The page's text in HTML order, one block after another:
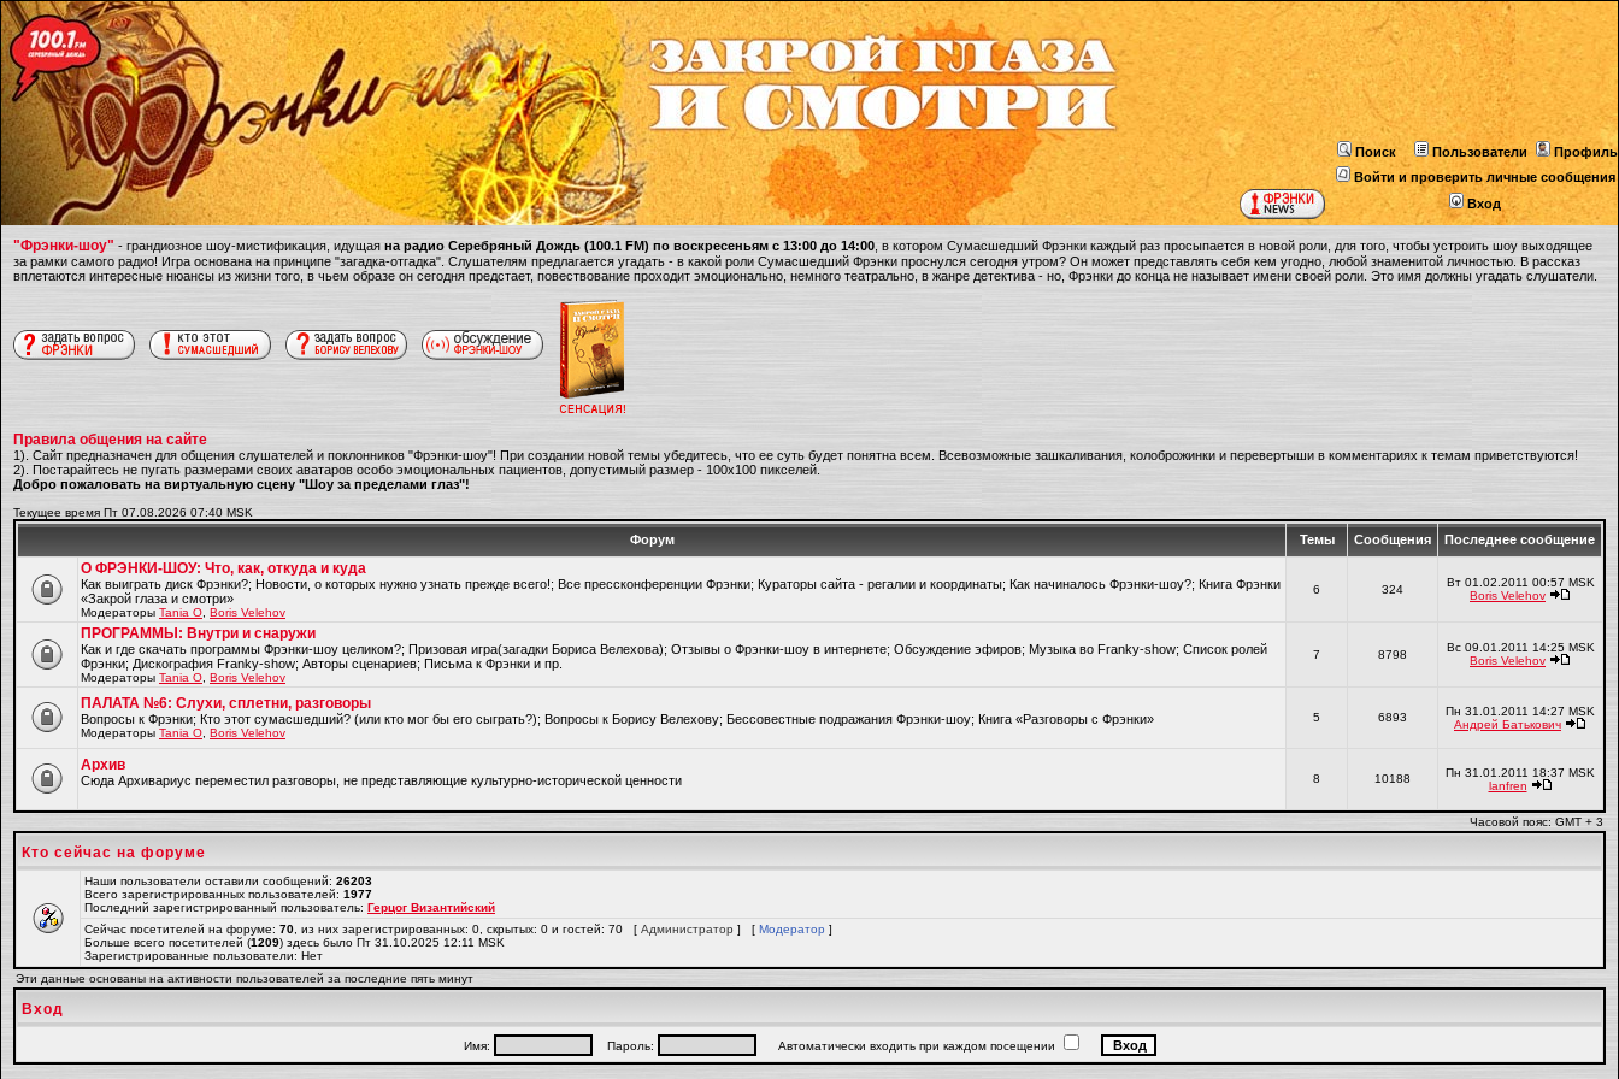
Поиск Пользователи
Профиль
Войти и проверить личные сообщения
Вход
"Фрэнки-шоу" - грандиозное шоу-мистификация, идущая на радио Серебряный Дождь (100.1 FM) по воскресеньям с 13:00 до 14:00 , в котором Сумасшедший Фрэнки каждый раз просыпается в новой роли, для того, чтобы устроить шоу выходящее
за рамки самого радио! Игра основана на принципе "загадка-отгадка". Слушателям предлагается угадать - в какой роли Сумасшедший Фрэнки проснулся сегодня утром? Он может представлять себя кем угодно, любой знаменитой личностью. В рассказ
вплетаются интересные нюансы из жизни того, в чьем образе он сегодня предстает, повествование проходит эмоционально, немного театрально, в жанре детектива - но, Фрэнки до конца не называет имени своей роли. Это имя должны угадать слушатели.
Правила общения на сайте
1). Сайт предназначен для общения слушателей и поклонников "Фрэнки-шоу"! При создании новой темы убедитесь, что ее суть будет понятна всем. Всевозможные зашкаливания, колоброжинки и перевертыши в комментариях к темам приветствуются!
2). Постарайтесь не пугать размерами своих аватаров особо эмоциональных пациентов, допустимый размер - 100х100 пикселей.
Добро пожаловать на виртуальную сцену "Шоу за пределами глаз"!
Текущее время Пт 07.08.2026 07:40 MSK
Форум Темы Сообщения Последнее сообщение
О ФРЭНКИ-ШОУ: Что, как, откуда и куда
Как выиграть диск Фрэнки?; Новости, о которых нужно узнать прежде всего!; Все прессконференции Фрэнки; Кураторы сайта - регалии и координаты; Как начиналось Фрэнки-шоу?; Книга Фрэнки
«Закрой глаза и смотри»
Модераторы Tania O Boris Velehov
6 324
Вт 01.02.2011 00:57 MSK
Boris Velehov
ПРОГРАММЫ: Внутри и снаружи
Как и где скачать программы Фрэнки-шоу целиком?; Призовая игра(загадки Бориса Велехова); Отзывы о Фрэнки-шоу в интернете; Обсуждение эфиров; Музыка во Franky-show; Список ролей
Фрэнки; Дискография Franky-show; Авторы сценариев; Письма к Фрэнки и пр.
Модераторы Tania O Boris Velehov
7 8798
Вс 09.01.2011 14:25 MSK
Boris Velehov
ПАЛАТА №6: Слухи, сплетни, разговоры
Вопросы к Фрэнки; Кто этот сумасшедший? (или кто мог бы его сыграть?); Вопросы к Борису Велехову; Бессовестные подражания Фрэнки-шоу; Книга «Разговоры с Фрэнки»
Модераторы Tania O Boris Velehov
5 6893
Пн 31.01.2011 14:27 MSK
Андрей Батькович
Архив
Cюда Архивариус переместил разговоры, не представляющие культурно-исторической ценности 8 10188
Пн 31.01.2011 18:37 MSK
lanfren
Часовой пояс: GMT + 3
Кто сейчас на форуме
Наши пользователи оставили сообщений: 26203
Всего зарегистрированных пользователей: 1977
Последний зарегистрированный пользователь: Герцог Византийский
Сейчас посетителей на форуме: 70 , из них зарегистрированных: 0, скрытых: 0 и гостей: 70 [ Администратор ] [ Модератор ]
Больше всего посетителей (1209) здесь было Пт 31.10.2025 12:11 MSK
Зарегистрированные пользователи: Нет
Эти данные основаны на активности пользователей за последние пять минут
Вход
Имя: Пароль: Автоматически входить при каждом посещении